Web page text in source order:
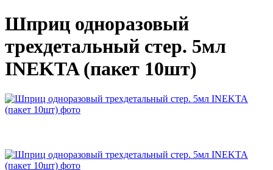
Шприц одноразовый
трехдетальный стер. 5мл
INEKTA (пакет 10шт)